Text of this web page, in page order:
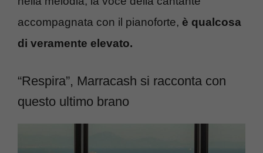
accompagnata con il pianoforte, è qualcosa
di veramente elevato.
“Respira”, Marracash si racconta con
questo ultimo brano